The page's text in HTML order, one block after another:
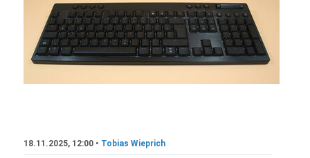
18.11.2025, 12:00 • Tobias Wieprich